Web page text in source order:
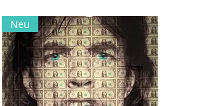
Neu